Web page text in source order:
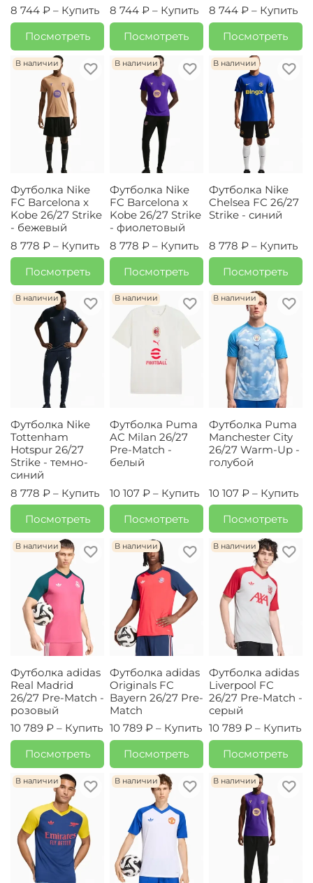
8 744 ₽ – Купить
Посмотреть
8 744 ₽ – Купить
Посмотреть
8 744 ₽ – Купить
Посмотреть
В наличии
Футболка Nike
FC Barcelona x
Kobe 26/27 Strike
- бежевый
8 778 ₽ – Купить
Посмотреть
В наличии
Футболка Nike
FC Barcelona x
Kobe 26/27 Strike
- фиолетовый
8 778 ₽ – Купить
Посмотреть
В наличии
Футболка Nike
Chelsea FC 26/27
Strike - синий
8 778 ₽ – Купить
Посмотреть
В наличии
Футболка Nike
Tottenham
Hotspur 26/27
Strike - темно-
синий
8 778 ₽ – Купить
Посмотреть
В наличии
Футболка Puma
AC Milan 26/27
Pre-Match -
белый
10 107 ₽ – Купить
Посмотреть
В наличии
Футболка Puma
Manchester City
26/27 Warm-Up -
голубой
10 107 ₽ – Купить
Посмотреть
В наличии
Футболка adidas
Real Madrid
26/27 Pre-Match -
розовый
10 789 ₽ – Купить
Посмотреть
В наличии
Футболка adidas
Originals FC
Bayern 26/27 Pre-
Match
10 789 ₽ – Купить
Посмотреть
В наличии
Футболка adidas
Liverpool FC
26/27 Pre-Match -
серый
10 789 ₽ – Купить
Посмотреть
В наличии В наличии В наличии